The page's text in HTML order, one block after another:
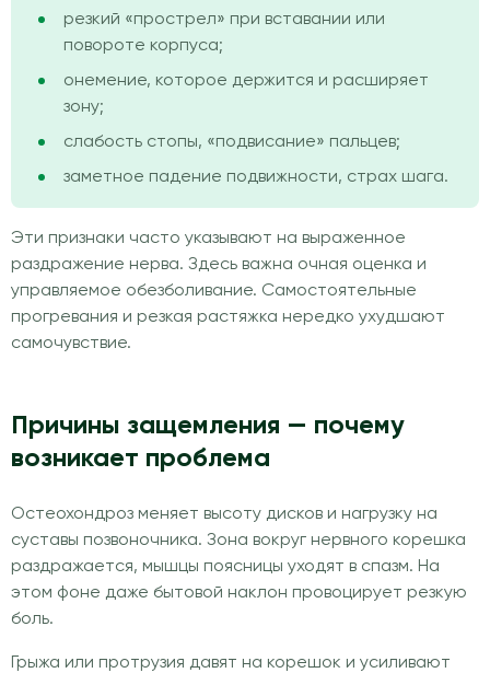
резкий «прострел» при вставании или
повороте корпуса;
онемение, которое держится и расширяет
зону;
слабость стопы, «подвисание» пальцев;
заметное падение подвижности, страх шага.
Эти признаки часто указывают на выраженное
раздражение нерва. Здесь важна очная оценка и
управляемое обезболивание. Самостоятельные
прогревания и резкая растяжка нередко ухудшают
самочувствие.
Причины защемления — почему
возникает проблема
Остеохондроз меняет высоту дисков и нагрузку на
суставы позвоночника. Зона вокруг нервного корешка
раздражается, мышцы поясницы уходят в спазм. На
этом фоне даже бытовой наклон провоцирует резкую
боль.
Грыжа или протрузия давят на корешок и усиливают